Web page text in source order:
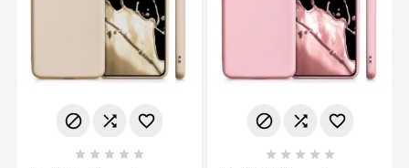
  
    
  
    